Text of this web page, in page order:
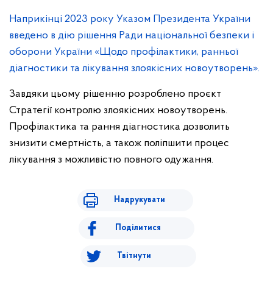
Наприкінці 2023 року Указом Президента України
введено в дію рішення Ради національної безпеки і
оборони України «Щодо профілактики, ранньої
діагностики та лікування злоякісних новоутворень».
Завдяки цьому рішенню розроблено проєкт
Стратегії контролю злоякісних новоутворень.
Профілактика та рання діагностика дозволить
знизити смертність, а також поліпшити процес
лікування з можливістю повного одужання.
Надрукувати
Поділитися
Твітнути